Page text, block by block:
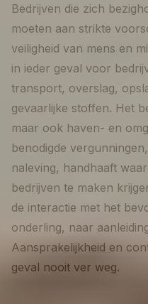
Bedrijven die zich
moeten aan strikte
veiligheid van mens en
in ieder geval voor
transport, overslag,
gevaarlijke stoffen. Het
maar ook haven- en
benodigde
naleving, handhaaft
bedrijven te maken
de interactie met het
onderling, naar
Aansprakelijkheid en
geval nooit ver weg.